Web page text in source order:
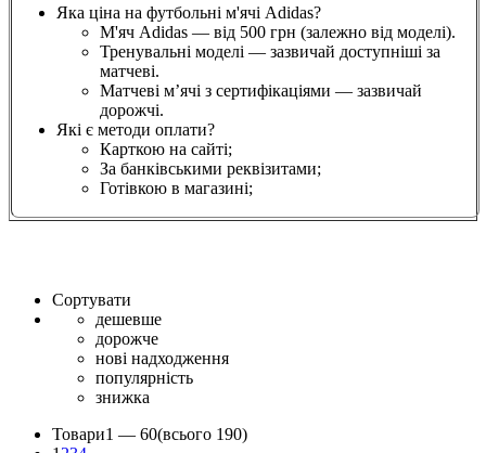
Яка ціна на футбольні м'ячі Adidas?
М'яч Adidas — від 500 грн (залежно від моделі).
Тренувальні моделі — зазвичай доступніші за
матчеві.
Матчеві м’ячі з сертифікаціями — зазвичай
дорожчі.
Які є методи оплати?
Карткою на сайті;
За банківськими реквізитами;
Готівкою в магазині;
Сортувати
дешевше
дорожче
нові надходження
популярність
знижка
Товари1 — 60(всього 190)